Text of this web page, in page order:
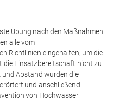
Übung nach den Maßnahmen
alle vom
Richtlinien eingehalten, um die
die Einsatzbereitschaft nicht zu
Abstand wurden die
und anschließend
von Hochwasser